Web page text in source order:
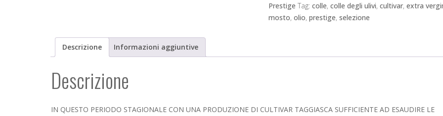
bottiglia
0.75
Prestige Tag: colle, colle degli ulivi, cultivar, extra
mosto, olio, prestige, selezione
Descrizione Informazioni aggiuntive
Descrizione
IN QUESTO PERIODO STAGIONALE CON UNA PRODUZIONE DI CULTIVAR TAGGIASCA SUFFICIENTE AD ESAUDIRE LE